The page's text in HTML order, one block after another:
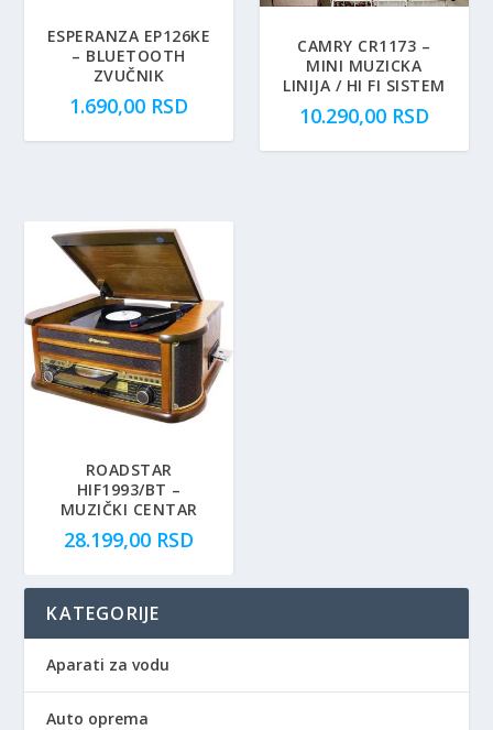
ESPERANZA EP126KE
– BLUETOOTH
ZVUČNIK
1.690,00 RSD
CAMRY CR1173 –
MINI MUZICKA
LINIJA / HI FI SISTEM
10.290,00 RSD
ROADSTAR
HIF1993/BT –
MUZIČKI CENTAR
28.199,00 RSD
KATEGORIJE
Aparati za vodu
Auto oprema